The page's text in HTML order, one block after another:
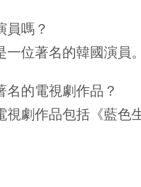
員嗎？
位著名的韓國演員。
名的電視劇作品？
視劇作品包括《藍色